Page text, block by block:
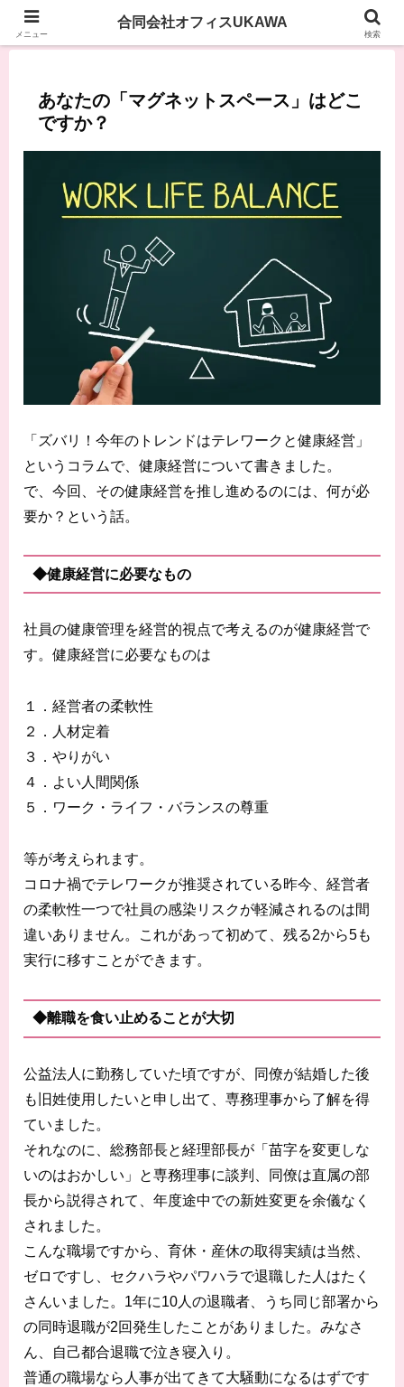
あなたの「マグネットスペース」はどこ
ですか？
「ズバリ！今年のトレンドはテレワークと健康経営」
というコラムで、健康経営について書きました。
で、今回、その健康経営を推し進めるのには、何が必
要か？という話。
◆健康経営に必要なもの
社員の健康管理を経営的視点で考えるのが健康経営で
す。健康経営に必要なものは
１．経営者の柔軟性
２．人材定着
３．やりがい
４．よい人間関係
５．ワーク・ライフ・バランスの尊重
等が考えられます。
コロナ禍でテレワークが推奨されている昨今、経営者
の柔軟性一つで社員の感染リスクが軽減されるのは間
違いありません。これがあって初めて、残る2から5も
実行に移すことができます。
◆離職を食い止めることが大切
公益法人に勤務していた頃ですが、同僚が結婚した後
も旧姓使用したいと申し出て、専務理事から了解を得
ていました。
それなのに、総務部長と経理部長が「苗字を変更しな
いのはおかしい」と専務理事に談判、同僚は直属の部
長から説得されて、年度途中での新姓変更を余儀なく
されました。
こんな職場ですから、育休・産休の取得実績は当然、
ゼロですし、セクハラやパワハラで退職した人はたく
さんいました。1年に10人の退職者、うち同じ部署から
の同時退職が2回発生したことがありました。みなさ
ん、自己都合退職で泣き寝入り。
普通の職場なら人事が出てきて大騒動になるはずです
メニュー
合同会社オフィスUKAWA
検索